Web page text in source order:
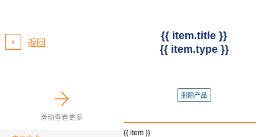
返回
{{ item.title }}
{{ item.type }}
滑动查看更多
删除产品
{{ item }}